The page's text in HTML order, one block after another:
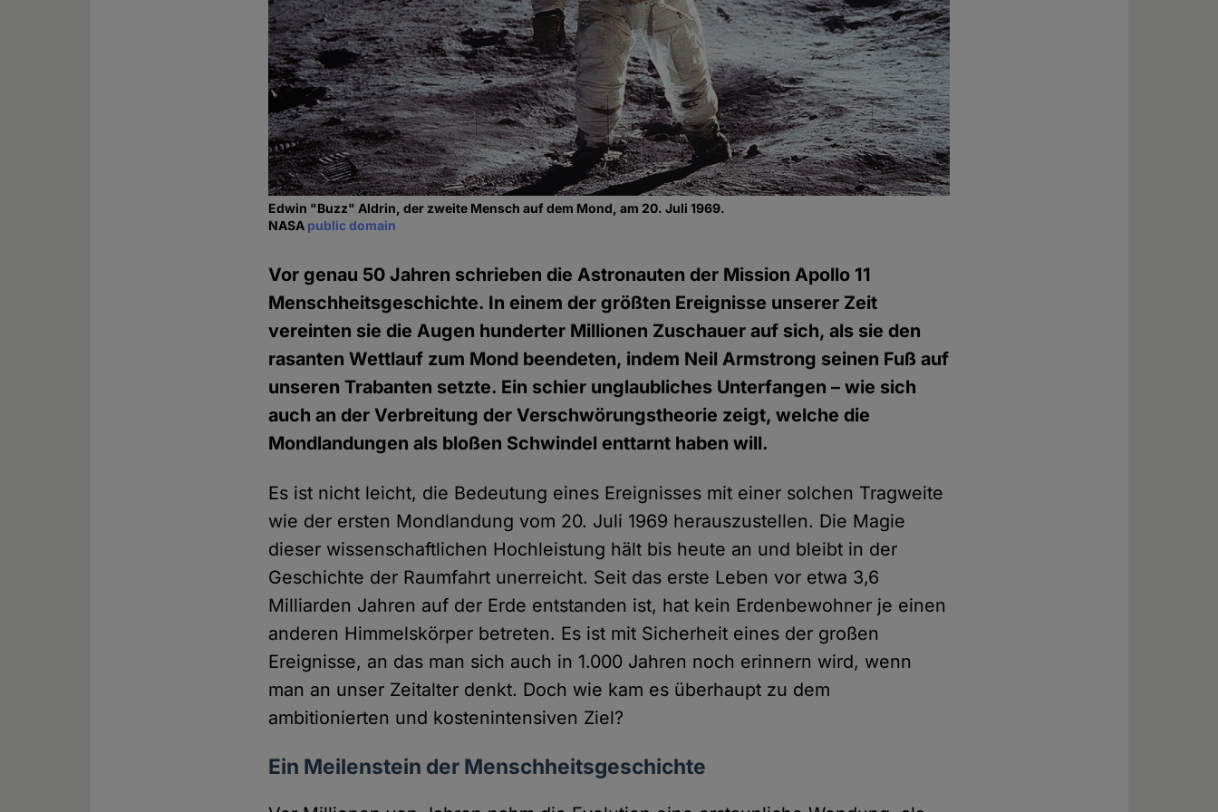
Edwin "Buzz" Aldrin, der zweite Mensch auf dem Mond, am 20. Juli 1969.
NASA public domain
Vor genau 50 Jahren schrieben die Astronauten der Mission Apollo 11
Menschheitsgeschichte. In einem der größten Ereignisse unserer Zeit
vereinten sie die Augen hunderter Millionen Zuschauer auf sich, als sie den
rasanten Wettlauf zum Mond beendeten, indem Neil Armstrong seinen Fuß auf
unseren Trabanten setzte. Ein schier unglaubliches Unterfangen – wie sich
auch an der Verbreitung der Verschwörungstheorie zeigt, welche die
Mondlandungen als bloßen Schwindel enttarnt haben will.
Es ist nicht leicht, die Bedeutung eines Ereignisses mit einer solchen Tragweite
wie der ersten Mondlandung vom 20. Juli 1969 herauszustellen. Die Magie
dieser wissenschaftlichen Hochleistung hält bis heute an und bleibt in der
Geschichte der Raumfahrt unerreicht. Seit das erste Leben vor etwa 3,6
Milliarden Jahren auf der Erde entstanden ist, hat kein Erdenbewohner je einen
anderen Himmelskörper betreten. Es ist mit Sicherheit eines der großen
Ereignisse, an das man sich auch in 1.000 Jahren noch erinnern wird, wenn
man an unser Zeitalter denkt. Doch wie kam es überhaupt zu dem
ambitionierten und kostenintensiven Ziel?
Ein Meilenstein der Menschheitsgeschichte